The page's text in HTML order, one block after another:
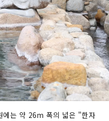
에는 약 26m 폭의 넓은 "한자